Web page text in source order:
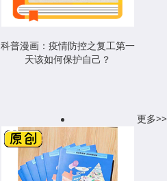
科普漫画：疫情防控之复工第一
天该如何保护自己？
更多>>